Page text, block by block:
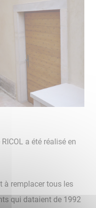
a été réalisé en
à remplacer tous les
qui dataient de 1992